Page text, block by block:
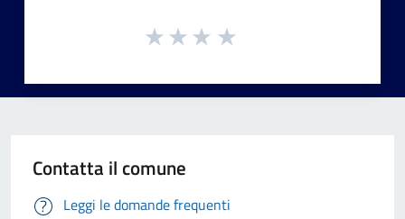
Contatta il comune
Leggi le domande frequenti